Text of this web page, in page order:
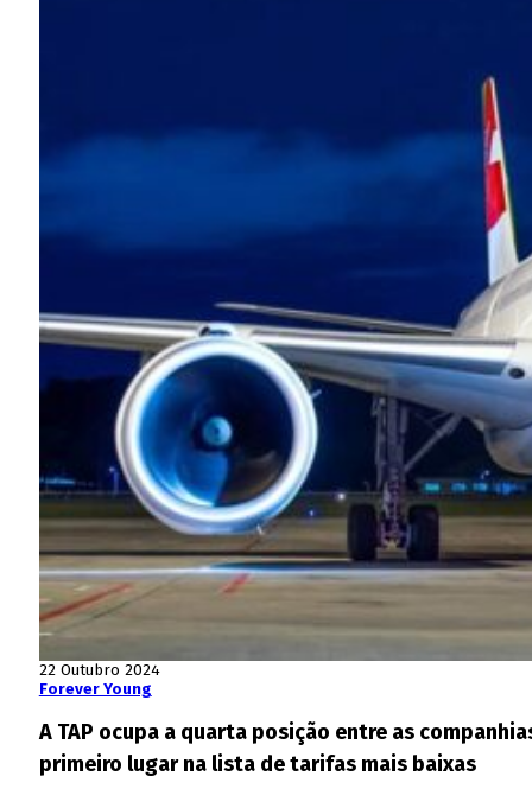
22 Outubro 2024
Forever Young
A TAP ocupa a quarta posição entre as
primeiro lugar na lista de tarifas mais baixas